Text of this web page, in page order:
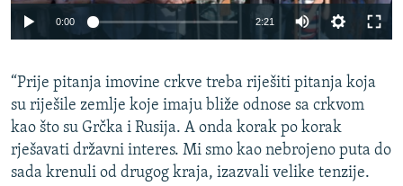
0:00 2:21
“Prije pitanja imovine crkve treba riješiti pitanja koja
su riješile zemlje koje imaju bliže odnose sa crkvom
kao što su Grčka i Rusija. A onda korak po korak
rješavati državni interes. Mi smo kao nebrojeno puta do
sada krenuli od drugog kraja, izazvali velike tenzije.